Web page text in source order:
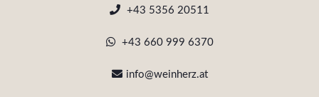
+43 5356 20511
+43 660 999 6370
info@weinherz.at